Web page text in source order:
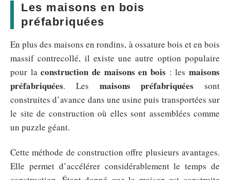
Les maisons en bois
préfabriquées
En plus des maisons en rondins, à ossature bois et en bois
massif contrecollé, il existe une autre option populaire
pour laconstruction de maisons en bois : lesmaisons
préfabriquées. Les maisons préfabriquées sont
construites d’avance dans une usine puis transportées sur
le site de construction où elles sont assemblées comme
un puzzle géant.
Cette méthode de construction offre plusieurs avantages.
Elle permet d’accélérer considérablement le temps de